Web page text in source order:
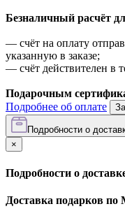
Безналичный расчёт
— счёт на оплату
указанную в заказе;
— счёт действителен в
Подарочным
Подробнее об оплате
Подробности о
×
Подробности о
Доставка подарков по